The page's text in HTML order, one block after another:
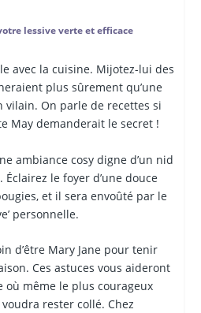
lessive verte et efficace
avec la cuisine. Mijotez-lui des
plus sûrement qu’une
vilain. On parle de recettes si
May demanderait le secret !
ambiance cosy digne d’un nid
le foyer d’une douce
et il sera envoûté par le
personnelle.
d’être Mary Jane pour tenir
Ces astuces vous aideront
où même le plus courageux
rester collé. Chez